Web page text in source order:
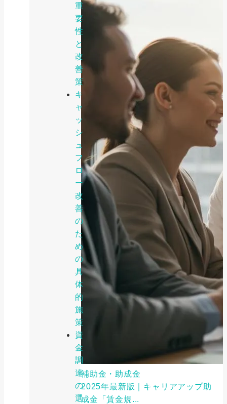
重
要
性
と
改
善
策
キ
ャ
ッ
シ
ュ
フ
ロ
ー
改
善
の
た
め
の
具
体
的
施
策
資
金
調
達
の
選
補助金・助成金
2025年最新版｜キャリアアップ助
成金「賃金規...